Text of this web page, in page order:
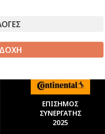
ΕΠΙΣΗΜΟΣ
ΚΟΡΥΦΑΙΩΝ
ΕΠΙΣΗΜΟΣ
ΣΥΝΕΡΓΑΤΗΣ
2025